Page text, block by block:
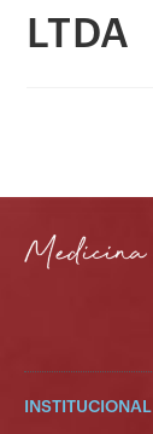
LTDA
INSTITUCIONAL